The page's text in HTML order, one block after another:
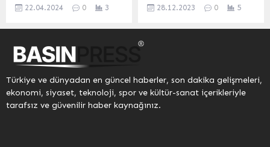
düzenlenen ve 54 ülkeden
Matematik Olimpiyatı’nda
2 altın, 1 gümüş ve 1
Türkiye’ye büyük gurur
yaşatan öğrencileri tebrik
etti. ANKARA (İGFA) –
22.04.2024 0 3
medya hesabından
Şehircilik ve İklim
Değişikliği Bakanlığı
Meteoroloji Genel
28.12.2023 0 5
Türkiye ve dünyadan en güncel haberler, son dakika gelişmeleri,
ekonomi, siyaset, teknoloji, spor ve kültür-sanat içerikleriyle
tarafsız ve güvenilir haber kaynağınız.